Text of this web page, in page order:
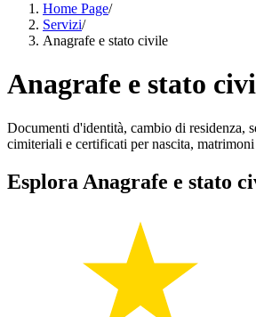
Home Page/
Servizi/
Anagrafe e stato civile
Anagrafe e stato
Documenti d'identità, cambio di residenza,
cimiteriali e certificati per nascita,
Esplora Anagrafe e stato